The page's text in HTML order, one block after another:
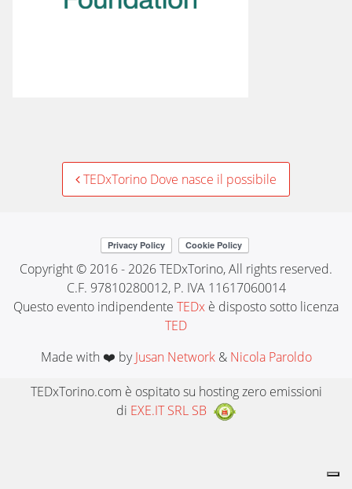
TEDxTorino Dove nasce il possibile
Copyright © 2016 - 2026 TEDxTorino, All rights reserved.
C.F. 97810280012, P. IVA 11617060014
Questo evento indipendente TEDx è disposto sotto licenza
TED
Made with ❤️ byJusan Network& Nicola Paroldo
TEDxTorino.com è ospitato su hosting zero emissioni
di EXE.IT SRL SB